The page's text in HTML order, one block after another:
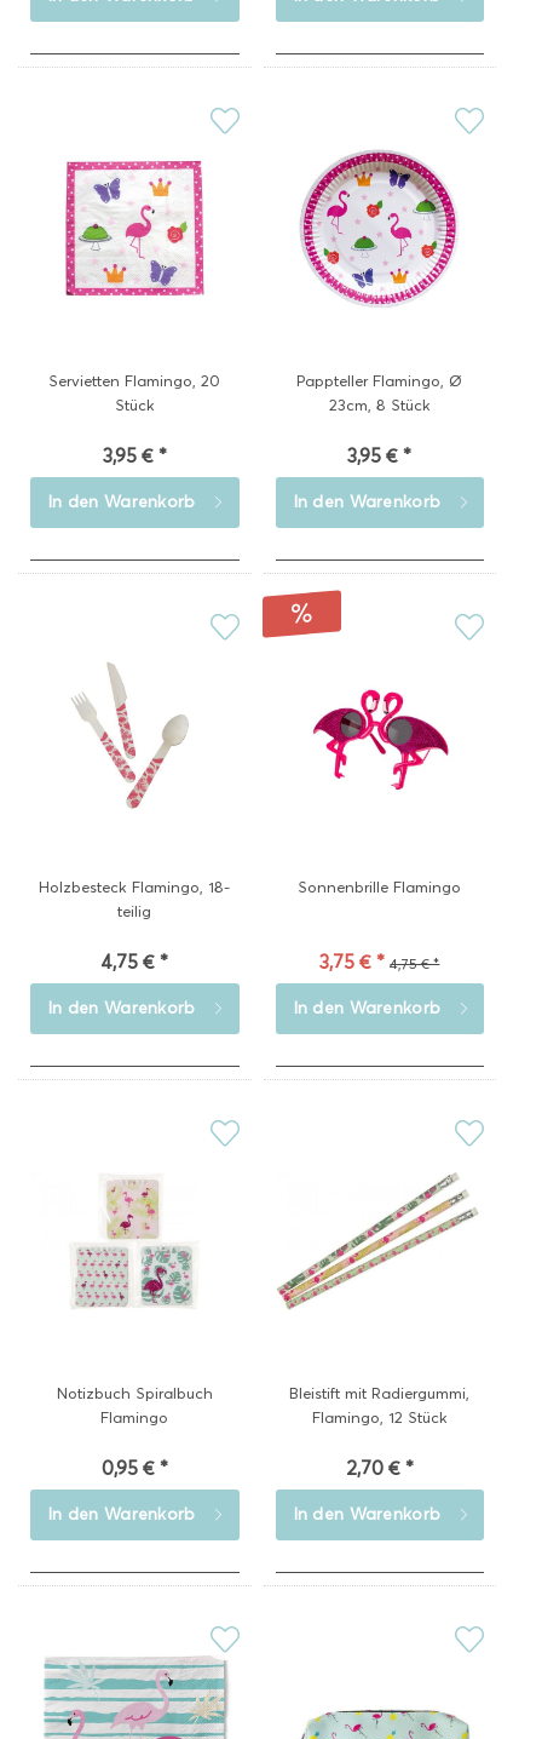
Servietten Flamingo, 20
Stück
3,95 € *
In den Warenkorb
Pappteller Flamingo, Ø
23cm, 8 Stück
3,95 € *
In den Warenkorb
Holzbesteck Flamingo, 18-
teilig
4,75 € *
In den Warenkorb
Sonnenbrille Flamingo
3,75 € * 4,75 € *
In den Warenkorb
Notizbuch Spiralbuch
Flamingo
0,95 € *
In den Warenkorb
Bleistift mit Radiergummi,
Flamingo, 12 Stück
2,70 € *
In den Warenkorb